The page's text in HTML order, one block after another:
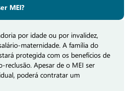
MEI?
por idade ou por invalidez,
maternidade. A família do
protegida com os benefícios de
Apesar de o MEI ser
poderá contratar um